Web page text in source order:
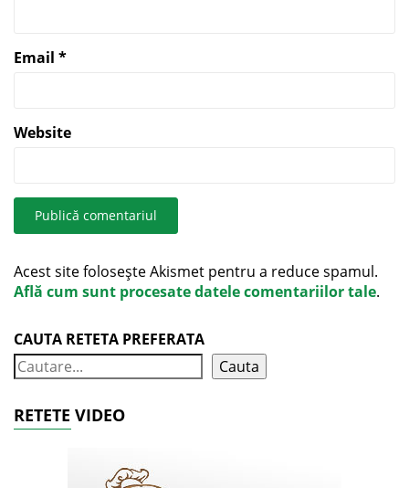
Email *
Website
Acest site folosește Akismet pentru a reduce spamul.
Află cum sunt procesate datele comentariilor tale.
CAUTA RETETA PREFERATA
Cauta
RETETE VIDEO